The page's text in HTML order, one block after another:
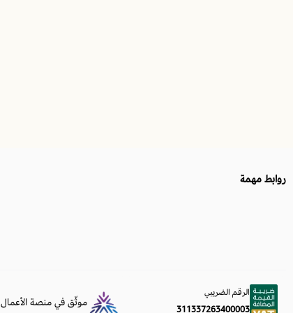
روابط مهمة
الرقم الضريبي
311337263400003
موثّق في منصة الأعمال